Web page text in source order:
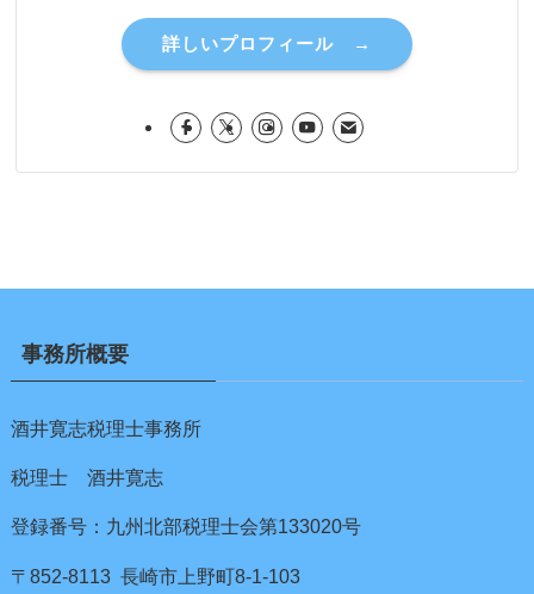
詳しいプロフィール →
事務所概要
酒井寛志税理士事務所
税理士 酒井寛志
登録番号：九州北部税理士会第133020号
〒852-8113 長崎市上野町8-1-103